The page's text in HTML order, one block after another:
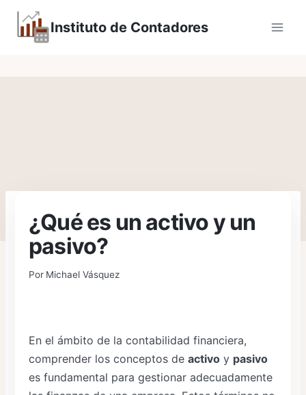
Saltar
contenido
Instituto de Contadores
¿Qué es un activo y un
pasivo?
Por Michael Vásquez
En el ámbito de la contabilidad financiera,
comprender los conceptos de activo y pasivo
es fundamental para gestionar adecuadamente